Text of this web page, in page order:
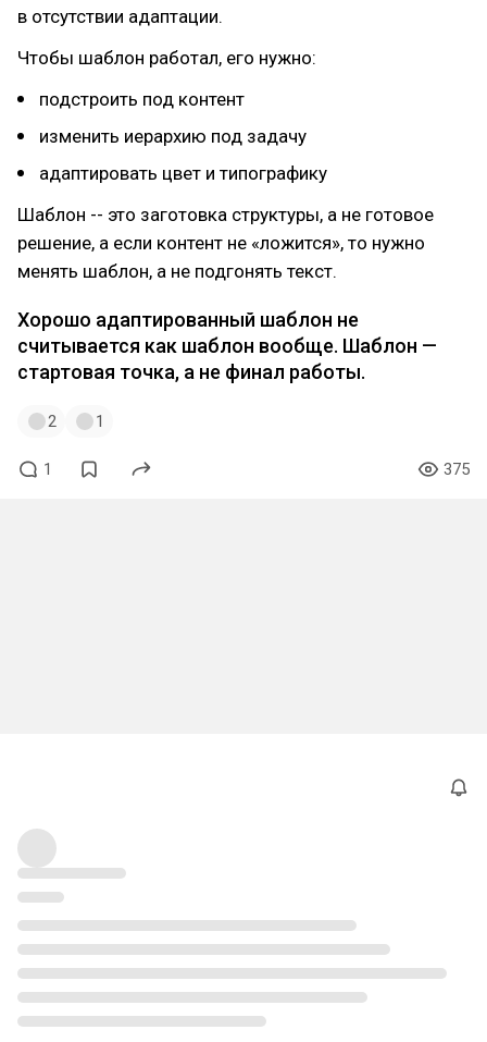
в отсутствии адаптации.
Чтобы шаблон работал, его нужно:
подстроить под контент
изменить иерархию под задачу
адаптировать цвет и типографику
Шаблон -- это заготовка структуры, а не готовое
решение, а если контент не «ложится», то нужно
менять шаблон, а не подгонять текст.
Хорошо адаптированный шаблон не
считывается как шаблон вообще. Шаблон —
стартовая точка, а не финал работы.
2 1
1 375